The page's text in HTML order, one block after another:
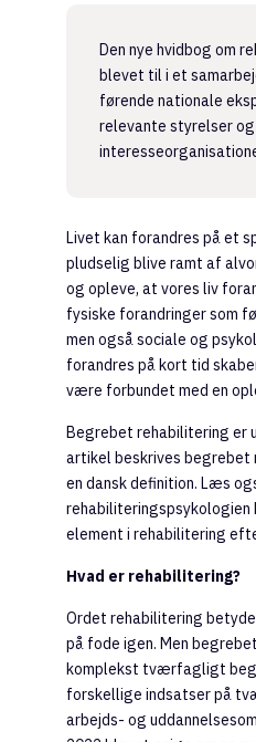
Den nye hvidbog om
blevet til i et
førende nationale
relevante styrelser og
Livet kan forandres på et
pludselig blive ramt af
og opleve, at vores liv
fysiske forandringer som
men også sociale og
forandres på kort tid
være forbundet med en
Begrebet rehabilitering er
artikel beskrives begrebet
en dansk definition. Læs
element i rehabilitering
Hvad er rehabilitering?
Ordet rehabilitering
på fode igen. Men
komplekst tværfagligt
forskellige indsatser på
arbejds- og